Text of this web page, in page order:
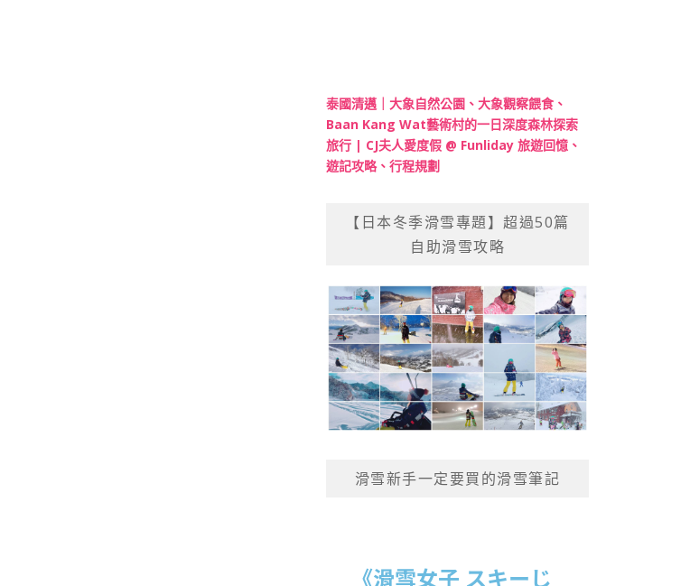
泰國清邁｜大象自然公園、大象觀察餵食、
Baan Kang Wat藝術村的一日深度森林探索
旅行 | CJ夫人愛度假 @ Funliday 旅遊回憶、
遊記攻略、行程規劃
【日本冬季滑雪專題】超過50篇
自助滑雪攻略
滑雪新手一定要買的滑雪筆記